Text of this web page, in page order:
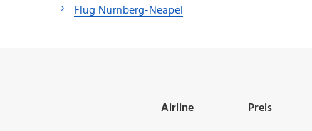
Flug Nürnberg-Neapel
Airline Preis